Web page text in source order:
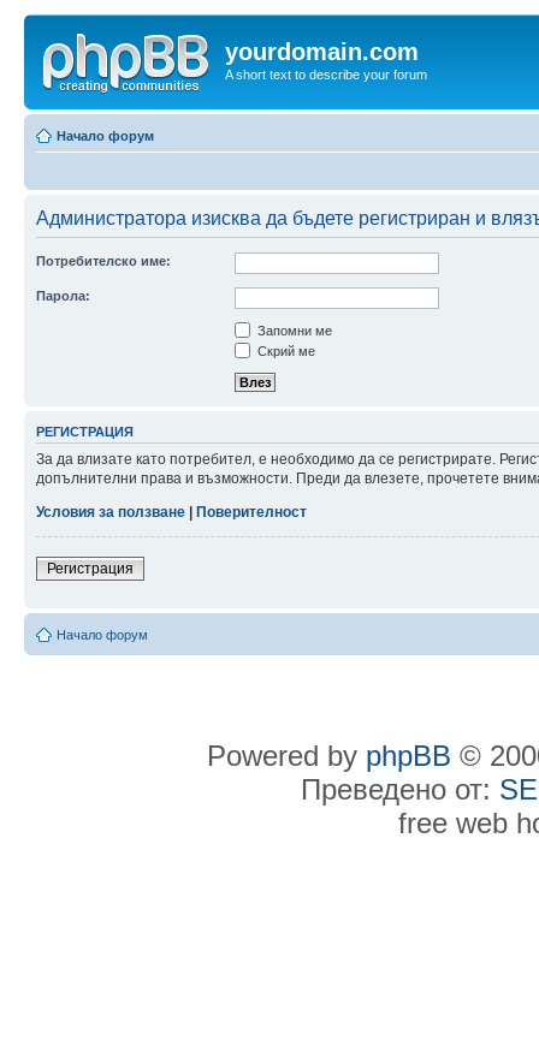
yourdomain.com
A short text to describe your forum
Начало форум
Администратора изисква да бъдете регистриран и
Потребителско име:
Парола:
Запомни ме
Скрий ме
РЕГИСТРАЦИЯ
За да влизате като потребител, е необходимо да се регистрирате.
допълнителни права и възможности. Преди да влезете, прочетете
Условия за ползване
Поверителност
Регистрация
Начало форум
Powered by phpBB ©
Преведено от:
free web